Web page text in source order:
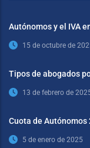
Autónomos y el IVA
15 de octubre de
Tipos de abogados
13 de febrero de
Cuota de Autónomos
5 de enero de 2025